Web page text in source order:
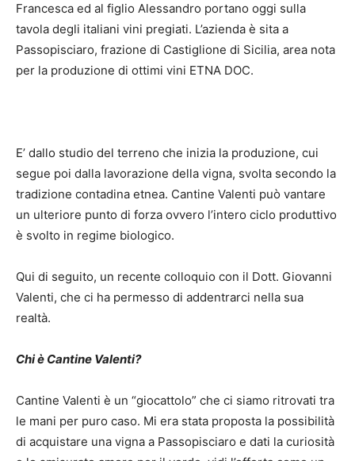
Francesca ed al figlio Alessandro portano oggi sulla
tavola degli italiani vini pregiati. L’azienda è sita a
Passopisciaro, frazione di Castiglione di Sicilia, area nota
per la produzione di ottimi vini ETNA DOC.
E’ dallo studio del terreno che inizia la produzione, cui
segue poi dalla lavorazione della vigna, svolta secondo la
tradizione contadina etnea. Cantine Valenti può vantare
un ulteriore punto di forza ovvero l’intero ciclo produttivo
è svolto in regime biologico.
Qui di seguito, un recente colloquio con il Dott. Giovanni
Valenti, che ci ha permesso di addentrarci nella sua
realtà.
Chi è Cantine Valenti?
Cantine Valenti è un “giocattolo” che ci siamo ritrovati tra
le mani per puro caso. Mi era stata proposta la possibilità
di acquistare una vigna a Passopisciaro e dati la curiosità